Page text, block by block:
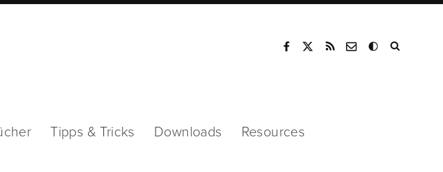
Tipps & Tricks Downloads Resources